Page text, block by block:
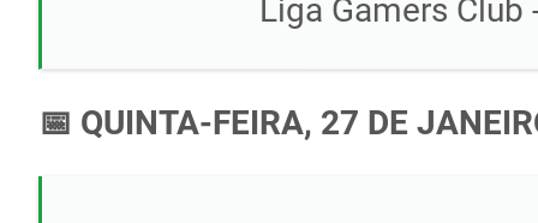
Liga Gamers
📅 QUINTA-FEIRA, 27 DE